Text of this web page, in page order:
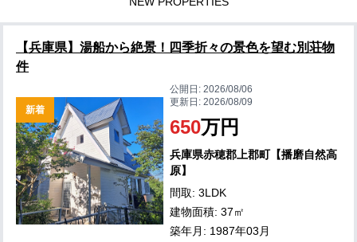
【兵庫県】湯船から絶景！四季折々の景色を望む別荘物
件
新着
公開日:2026/08/06
更新日:2026/08/09
650万円
兵庫県赤穂郡上郡町【播磨自然高
原】
間取: 3LDK
建物面積: 37㎡
築年月: 1987年03月